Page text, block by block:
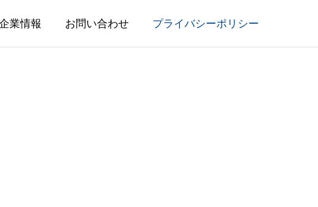
業情報 お問い合わせ プライバシーポリシー